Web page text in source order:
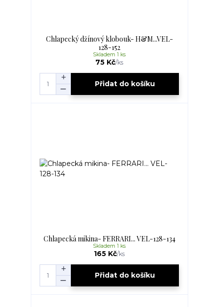
Chlapecký džínový klobouk- H&M...VEL-
128-152
75 Kč/ks
Skladem 1 ks
Přidat do košíku
Chlapecká mikina- FERRARI... VEL-128-134
165 Kč/ks
Skladem 1 ks
Přidat do košíku